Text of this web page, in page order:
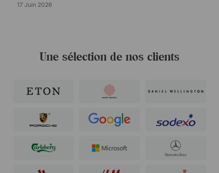
17 Juin 2026
Une sélection de nos clients